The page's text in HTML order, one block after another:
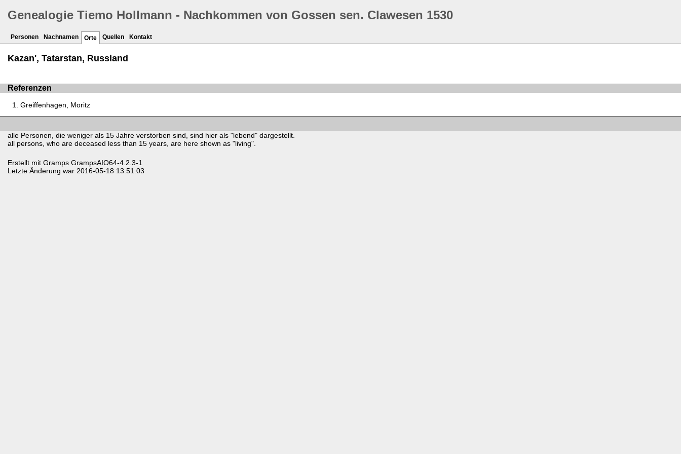
Genealogie Tiemo Hollmann - Nachkommen von Gossen sen. Clawesen 1530
Personen Nachnamen Orte Quellen Kontakt
Kazan', Tatarstan, Russland
Referenzen
Greiffenhagen, Moritz
alle Personen, die weniger als 15 Jahre verstorben sind, sind hier als "lebend" dargestellt.
all persons, who are deceased less than 15 years, are here shown as "living".
Erstellt mit Gramps GrampsAIO64-4.2.3-1
Letzte Änderung war 2016-05-18 13:51:03